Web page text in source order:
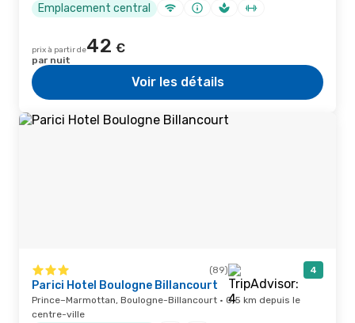
Emplacement central
prix à partir de42 €
par nuit
Voir les détails
(89) 4
Parici Hotel Boulogne Billancourt
Prince–Marmottan, Boulogne-Billancourt · 0,5 km depuis le
centre-ville